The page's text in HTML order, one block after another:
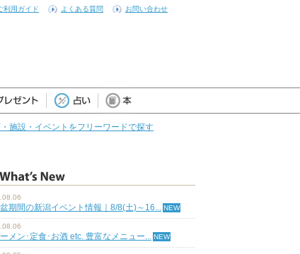
利用ガイド よくある質問 お問い合わせ
施設・イベントをフリーワードで探す
期間の新潟イベント情報｜8/8(土)～16...
メン･定食･お酒 etc. 豊富なメニュー...